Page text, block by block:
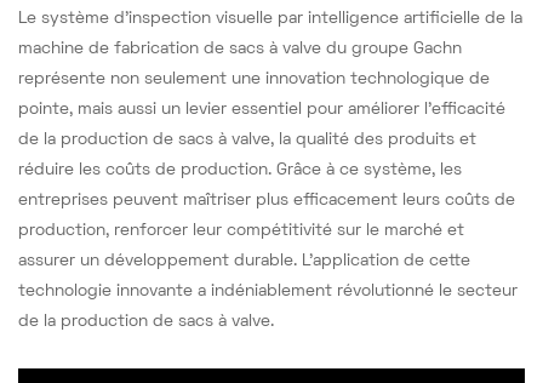
Le système d'inspection visuelle par intelligence artificielle de la
machine de fabrication de sacs à valve du groupe Gachn
représente non seulement une innovation technologique de
pointe, mais aussi un levier essentiel pour améliorer l'efficacité
de la production de sacs à valve, la qualité des produits et
réduire les coûts de production. Grâce à ce système, les
entreprises peuvent maîtriser plus efficacement leurs coûts de
production, renforcer leur compétitivité sur le marché et
assurer un développement durable. L'application de cette
technologie innovante a indéniablement révolutionné le secteur
de la production de sacs à valve.